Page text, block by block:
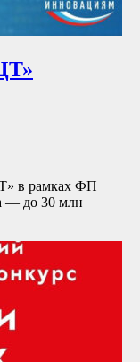
в рамках ФП
— до 30 млн